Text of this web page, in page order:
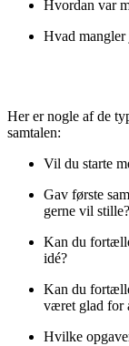
Hvordan var
Hvad mangler
Her er nogle af de
samtalen:
Vil du starte
Gav første
gerne vil stille?
Kan du
idé?
Kan du
været glad for
Hvilke